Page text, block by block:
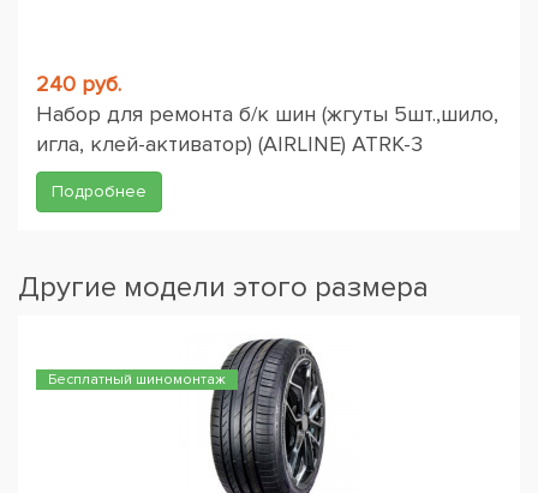
240 руб.
Набор для ремонта б/к шин (жгуты 5шт.,шило,
игла, клей-активатор) (AIRLINE) ATRK-3
Подробнее
Другие модели этого размера
Бесплатный шиномонтаж